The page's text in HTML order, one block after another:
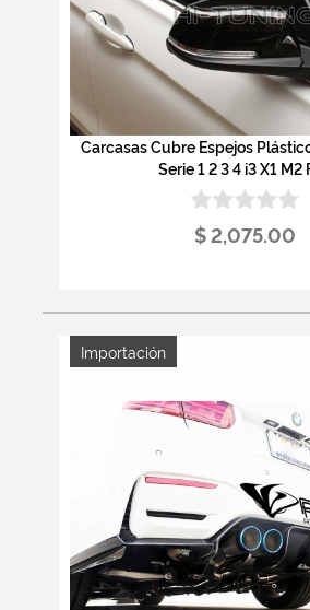
Carcasas Cubre Espejos
Serie 1 2 3 4 i3 X1 M2
$ 2,075.00
Importación